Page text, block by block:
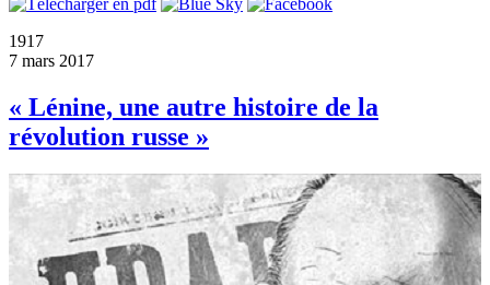
1917
7 mars 2017
« Lénine, une autre histoire de la
révolution russe »